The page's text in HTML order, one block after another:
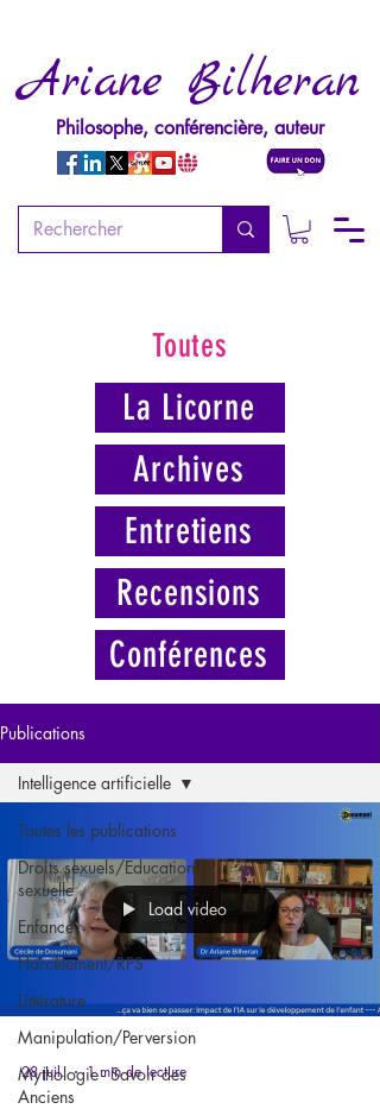
Ariane Bilheran
Philosophe, conférencière, auteur
Toutes
La Licorne
Archives
Entretiens
Recensions
Conférences
Publications
Toutes les publications
Droits sexuels/Education
sexuelle
Enfance
Harcèlement/RPS
Littérature
Manipulation/Perversion
Mythologie - Savoir des
Anciens
Intelligence artificielle
Load video
28 juil. 1 min de lecture